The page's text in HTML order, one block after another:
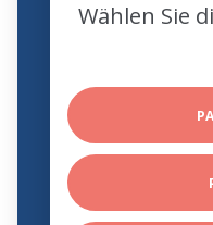
Wählen Sie